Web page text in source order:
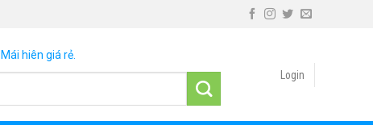
Mái hiên giá rẻ.
Login